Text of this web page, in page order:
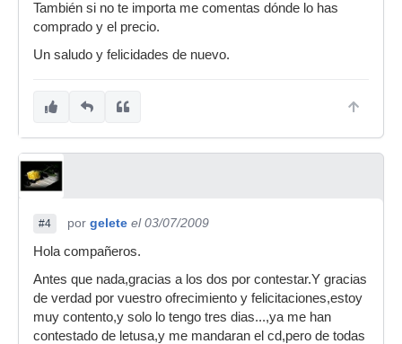
También si no te importa me comentas dónde lo has
comprado y el precio.
Un saludo y felicidades de nuevo.
#4 por gelete el 03/07/2009
Hola compañeros.
Antes que nada,gracias a los dos por contestar.Y gracias
de verdad por vuestro ofrecimiento y felicitaciones,estoy
muy contento,y solo lo tengo tres dias...,ya me han
contestado de letusa,y me mandaran el cd,pero de todas